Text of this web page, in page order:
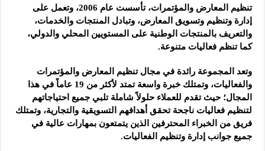
تنظيم المعارض والمؤتمرات، تأسست عام 2006، وتعمل على
إدارة وتنظيم وتسويق المعارض، وتبادل المنتجات والخدمات،
والتعريف بالمنتجات الوطنية على المستويين المحلي والدولي،
كما تنظم فعاليات متنوعة.
وتعد المجموعة رائدة في مجال تنظيم المعارض والمؤتمرات
والفعاليات، وتمتلك خبرة واسعة تمتد لأكثر من 19 عاماً في هذا
المجال؛ حيث تقدم للعملاء حلولاً شاملة تلبي جميع احتياجاتهم
لتنظيم فعاليات ناجحة تحقق أهدافهم التسويقية والتجارية، وتمتلك
فريق من الخبراء المحترفين الذين يتمتعون بمهارات عالية في
جميع جوانب إدارة وتنظيم الفعاليات.